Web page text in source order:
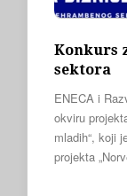
Konkurs
sektora
ENECA i
okviru
mladih“, koji
projekta